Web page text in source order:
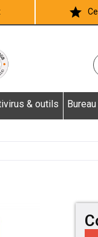
& outils